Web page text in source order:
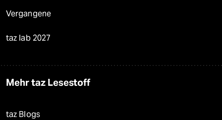
Vergangene
taz lab 2027
Mehr taz Lesestoff
taz Blogs